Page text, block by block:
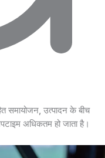
समायोजन, उत्पादन के बीच
अधिकतम हो जाता है।